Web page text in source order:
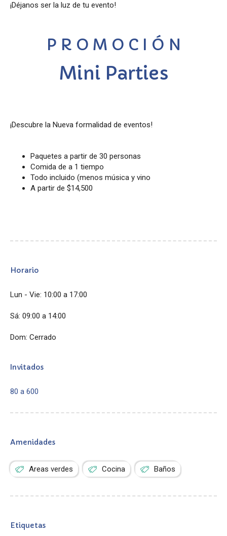
¡Déjanos ser la luz de tu evento!
P R O M O C I Ó N
Mini Parties
¡Descubre la Nueva formalidad de eventos!
Paquetes a partir de 30 personas
Comida de a 1 tiempo
Todo incluido (menos música y vino
A partir de $14,500
Horario
Lun - Vie: 10:00 a 17:00
Sá: 09:00 a 14:00
Dom: Cerrado
Invitados
80 a 600
Amenidades
Areas verdes Cocina Baños
Etiquetas